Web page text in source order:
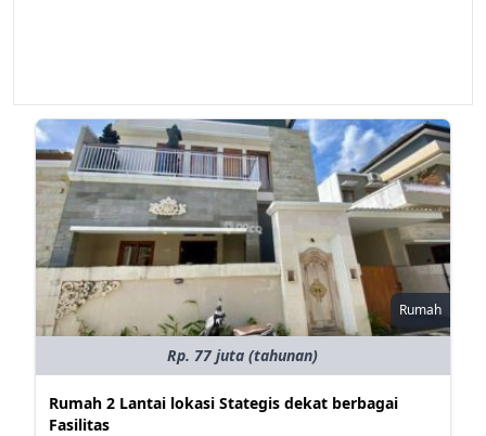
Rumah
Rp. 77 juta (tahunan)
Rumah 2 Lantai lokasi Stategis dekat berbagai
Fasilitas